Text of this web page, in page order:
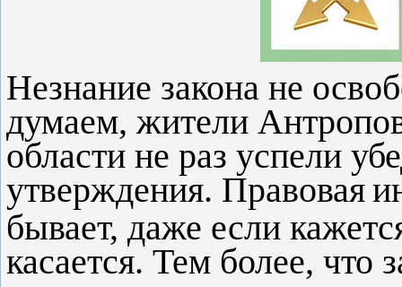
Незнание закона не
думаем, жители
области не раз успели
утверждения. Правовая
бывает, даже если
касается. Тем более, что